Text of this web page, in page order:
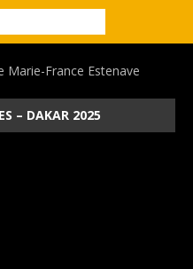
– DAKAR 2025